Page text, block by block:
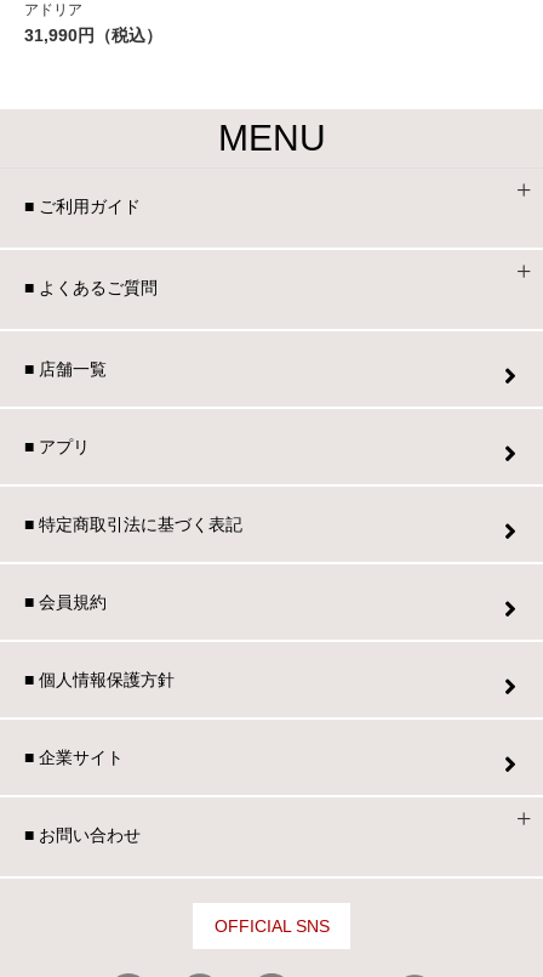
アドリア
31,990円（税込）
MENU
■ ご利用ガイド
■ よくあるご質問
■ 店舗一覧
■ アプリ
■ 特定商取引法に基づく表記
■ 会員規約
■ 個人情報保護方針
■ 企業サイト
■ お問い合わせ
OFFICIAL SNS